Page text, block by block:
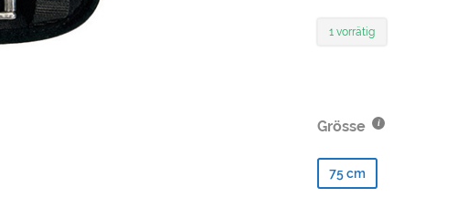
1 vorrätig
Grösse
75 cm